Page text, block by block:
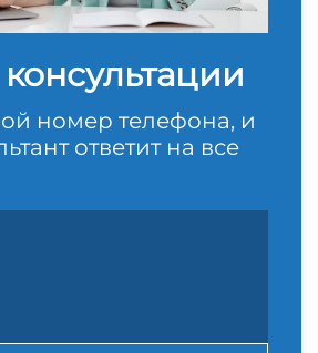
номер телефона, и
ответит на все